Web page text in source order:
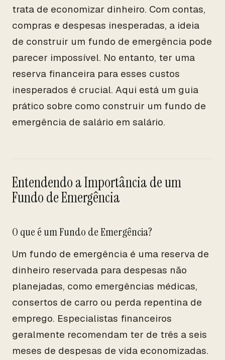
trata de economizar dinheiro. Com contas,
compras e despesas inesperadas, a ideia
de construir um fundo de emergência pode
parecer impossível. No entanto, ter uma
reserva financeira para esses custos
inesperados é crucial. Aqui está um guia
prático sobre como construir um fundo de
emergência de salário em salário.
Entendendo a Importância de um
Fundo de Emergência
O que é um Fundo de Emergência?
Um fundo de emergência é uma reserva de
dinheiro reservada para despesas não
planejadas, como emergências médicas,
consertos de carro ou perda repentina de
emprego. Especialistas financeiros
geralmente recomendam ter de três a seis
meses de despesas de vida economizadas.